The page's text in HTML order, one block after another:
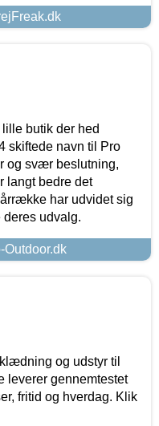
butik der hed
skiftede navn til Pro
og svær beslutning,
langt bedre det
har udvidet sig
deres udvalg.
Outdoor.dk
og udstyr til
leverer gennemtestet
fritid og hverdag. Klik